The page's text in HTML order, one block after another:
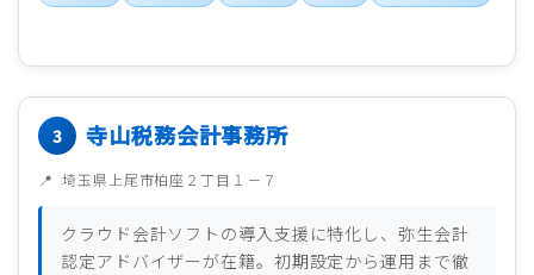
寺山税務会計事務所
埼玉県上尾市柏座２丁目１－７
クラウド会計ソフトの導入支援に特化し、弥生会計
認定アドバイザーが在籍。初期設定から運用まで徹